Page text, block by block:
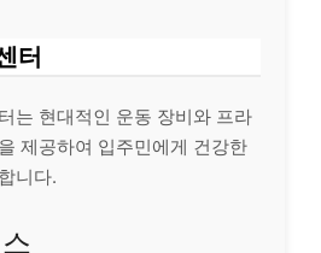
터
는 현대적인 운동 장비와 프라
제공하여 입주민에게 건강한
니다.